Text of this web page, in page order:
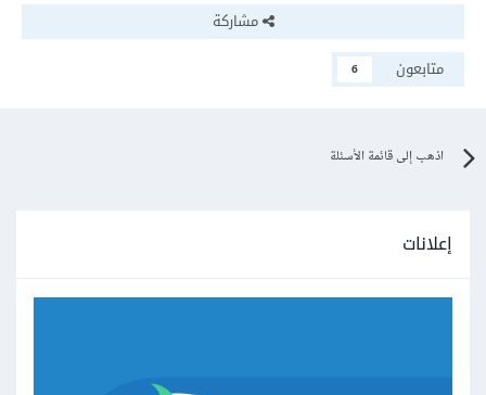
مشاركة
متابعون
6
اذهب إلى قائمة الأسئلة
إعلانات